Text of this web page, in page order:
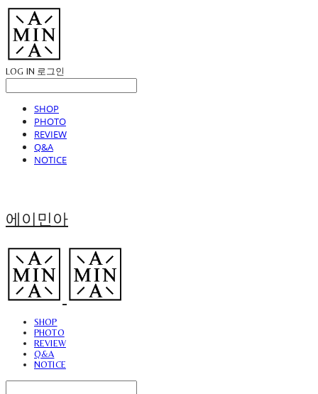
LOG IN 로그인
SHOP
PHOTO
REVIEW
Q&A
NOTICE
에이민아
SHOP
PHOTO
REVIEW
Q&A
NOTICE